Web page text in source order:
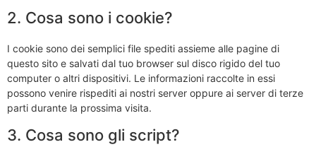
2. Cosa sono i cookie?
I cookie sono dei semplici file spediti assieme alle pagine di
questo sito e salvati dal tuo browser sul disco rigido del tuo
computer o altri dispositivi. Le informazioni raccolte in essi
possono venire rispediti ai nostri server oppure ai server di terze
parti durante la prossima visita.
3. Cosa sono gli script?